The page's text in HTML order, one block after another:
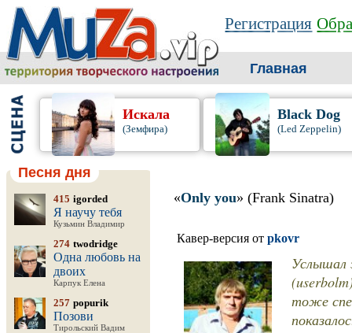
Регистрация
Главная
Искала
(Земфира)
Black Dog
(Led Zeppelin)
Песня дня
415 igorded
Я научу тебя
Кузьмин Владимир
274 twodridge
Одна любовь на
двоих
Карпук Елена
257 popurik
Позови
Тирольский Вадим
«Only you» (Frank Sinatra)
Кавер-версия от pkovr
Услышал
тоже